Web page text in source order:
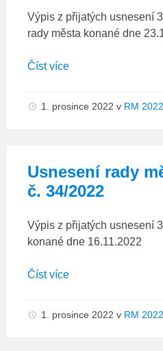
Výpis z přijatých usnesení
rady města konané dne
Číst více
1. prosince 2022 v RM 2022
Usnesení rady
č. 34/2022
Výpis z přijatých usnesení
konané dne 16.11.2022
Číst více
1. prosince 2022 v RM 2022